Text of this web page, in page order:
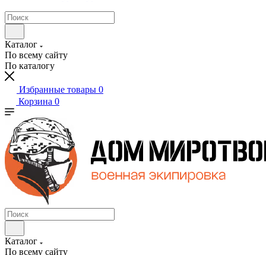
Каталог
По всему сайту
По каталогу
Избранные товары 0
Корзина 0
Каталог
По всему сайту